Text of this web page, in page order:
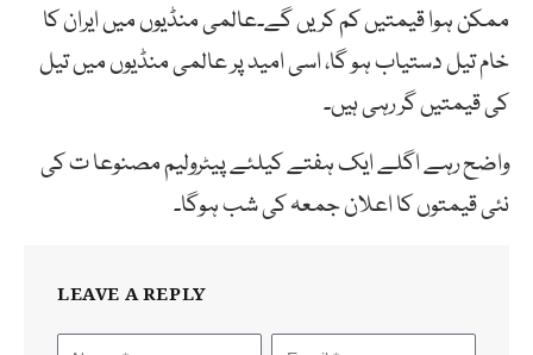
ممکن ہوا قیمتیں کم کریں گے۔عالمی منڈیوں میں ایران کا
خام تیل دستیاب ہو گا، اسی امید پر عالمی منڈیوں میں تیل
کی قیمتیں گر رہی ہیں۔
واضح رہے اگلے ایک ہفتے کیلئے پیٹرولیم مصنوعا ت کی
نئی قیمتوں کا اعلان جمعہ کی شب ہوگا۔
LEAVE A REPLY